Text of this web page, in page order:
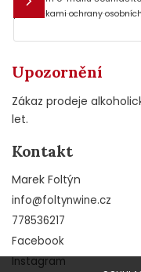
E-mail
podmínkami ochrany
Upozornění
Zákaz prodeje
let.
Kontakt
Marek Foltýn
info@foltynwine.cz
778536217
Facebook
Instagram